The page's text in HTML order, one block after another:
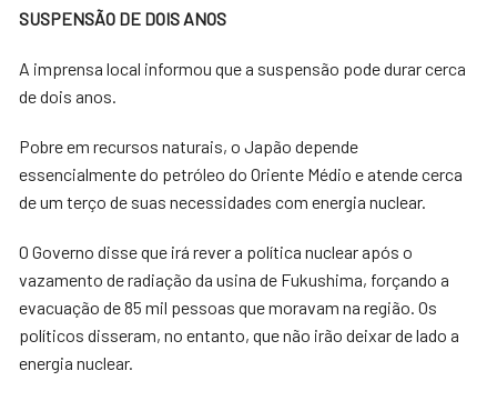
SUSPENSÃO DE DOIS ANOS
A imprensa local informou que a suspensão pode durar cerca
de dois anos.
Pobre em recursos naturais, o Japão depende
essencialmente do petróleo do Oriente Médio e atende cerca
de um terço de suas necessidades com energia nuclear.
O Governo disse que irá rever a política nuclear após o
vazamento de radiação da usina de Fukushima, forçando a
evacuação de 85 mil pessoas que moravam na região. Os
políticos disseram, no entanto, que não irão deixar de lado a
energia nuclear.